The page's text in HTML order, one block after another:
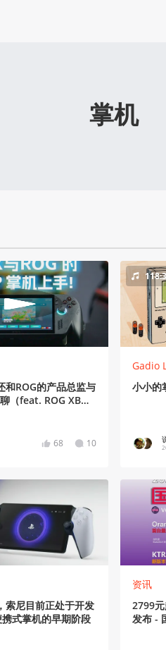
掌机
和ROG的产品总监与
（feat. ROG XBOX
68 10
Gadio
小小的
索尼目前正处于开发
式掌机的早期阶段
资讯
2799
发布 -